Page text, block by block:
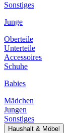
Sonstiges
Junge
Oberteile
Unterteile
Accessoires
Schuhe
Babies
Mädchen
Jungen
Sonstiges
Haushalt & Möbel